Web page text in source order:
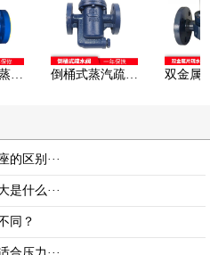
杠杆浮球式蒸汽疏水阀 倒桶式蒸汽疏水阀
区别···
什么···
同？